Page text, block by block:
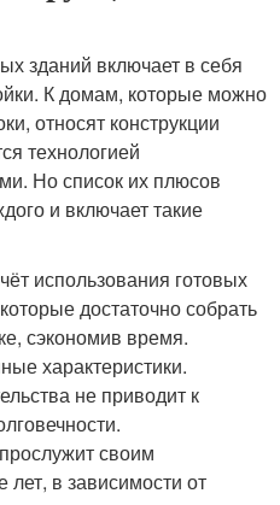
зданий включает в себя
К домам, которые можно
относят конструкции
технологией
Но список их плюсов
и включает такие
использования готовых
достаточно собрать
сэкономив время.
характеристики.
не приводит к
своим
в зависимости от